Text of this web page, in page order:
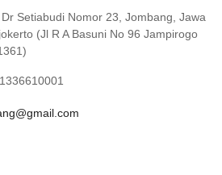
Setiabudi Nomor 23, Jombang, Jawa
(Jl R A Basuni No 96 Jampirogo